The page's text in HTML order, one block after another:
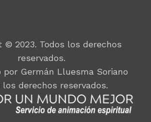
© 2023. Todos los derechos
reservados.
por Germán Lluesma Soriano
los derechos reservados.